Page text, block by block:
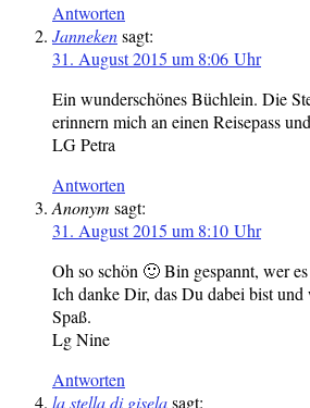
Antworten
Jannekensagt:
31. August 2015 um 8:06 Uhr
Ein wunderschönes Büchlein. Die
erinnern mich an einen Reisepass
LG Petra
Antworten
Anonym sagt:
31. August 2015 um 8:10 Uhr
Oh so schön 🙂 Bin gespannt, wer
Ich danke Dir, das Du dabei bist
Spaß.
Lg Nine
Antworten
la stella di giselasagt: